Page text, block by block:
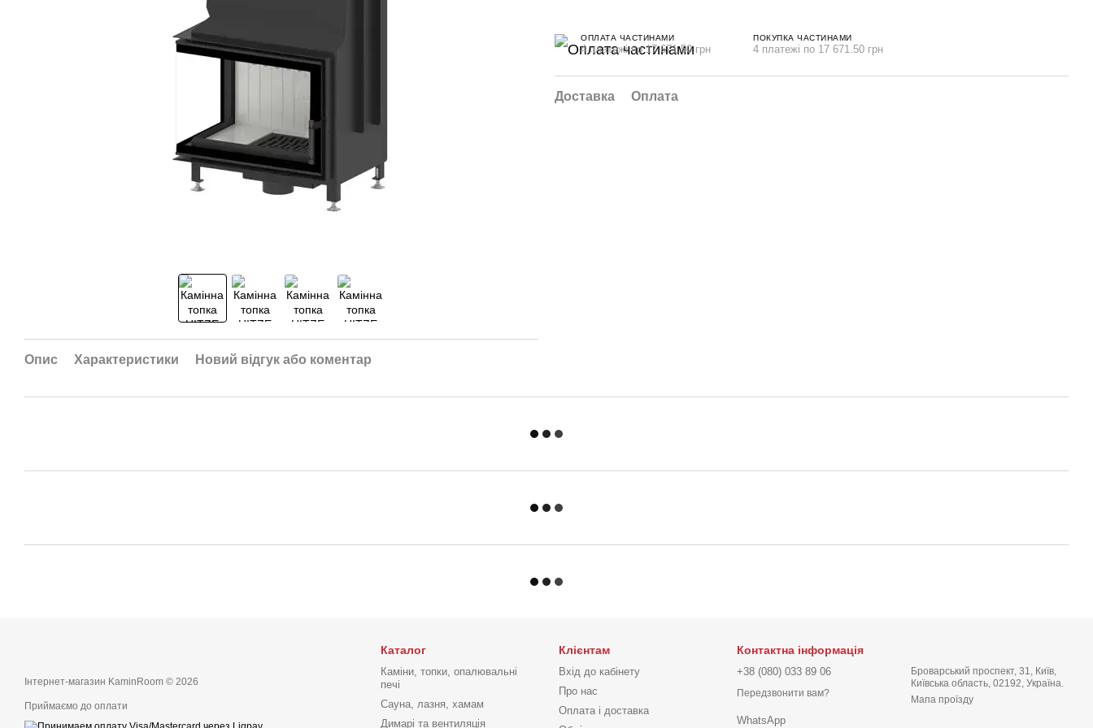
Опис Характеристики Новий відгук або коментар
ОПЛАТА ЧАСТИНАМИ
4 платежі по 17 671.50 грн
ПОКУПКА ЧАСТИНАМИ
4 платежі по 17 671.50 грн
Доставка Оплата
Інтернет-магазин KaminRoom © 2026
Приймаємо до оплати
Каталог
Каміни, топки, опалювальні
печі
Сауна, лазня, хамам
Димарі та вентиляція
Клієнтам
Вхід до кабінету
Про нас
Оплата і доставка
Контактна інформація
+38 (080) 033 89 06
Передзвонити вам?
WhatsApp
Броварський проспект, 31, Київ,
Київська область, 02192, Україна.
Мапа проїзду